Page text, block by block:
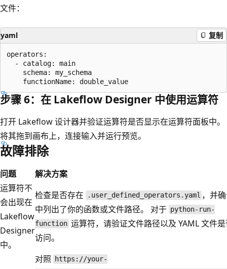
文件：
yaml 复制
operators:
  - catalog: main
    schema: my_schema
步骤 6：在 Lakeflow Designer 中使用运算符
打开 Lakeflow 设计器并验证运算符是否显示在运算符面板中。
将其拖到画布上，连接输入并运行预览。
故障排除
问题
解决方案
运算符不
会出现在
Lakeflow
Designer
中。
检查是否存在 .user_defined_operators.yaml ，并
中列出了你的函数或文件路径。 对于 python-run-
function 运算符，请验证文件路径以及 YAML 文件
访问。
对照 https://your-